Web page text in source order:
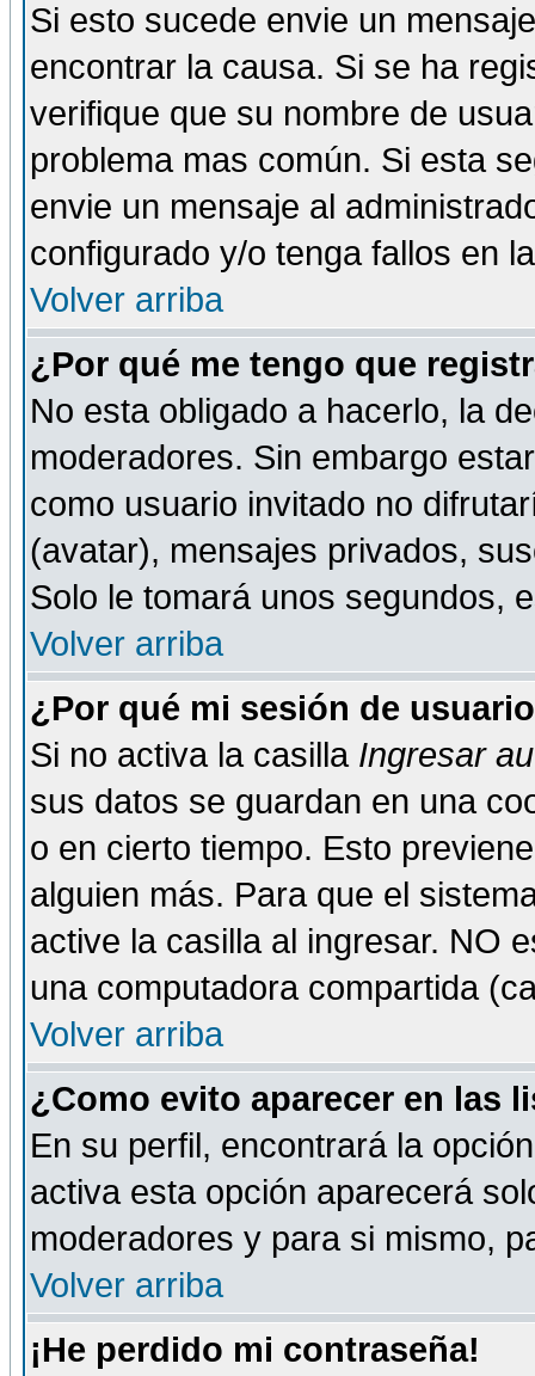
Si esto sucede envie un
encontrar la causa. Si se ha
verifique que su nombre de
problema mas común. Si esta
envie un mensaje al
configurado y/o tenga fallos en
Volver arriba
¿Por qué me tengo que
No esta obligado a hacerlo, la
moderadores. Sin embargo
como usuario invitado no
(avatar), mensajes privados,
Solo le tomará unos segundos,
Volver arriba
¿Por qué mi sesión de
Si no activa la casilla Ingresar
sus datos se guardan en una
o en cierto tiempo. Esto
alguien más. Para que el
active la casilla al ingresar. NO
una computadora compartida
Volver arriba
¿Como evito aparecer en las
En su perfil, encontrará la
activa esta opción aparecerá
moderadores y para si mismo,
Volver arriba
¡He perdido mi contraseña!